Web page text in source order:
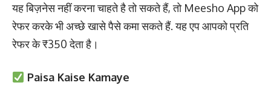
यह बिज़नेस नहीं करना चाहते है तो सकते हैं, तो Meesho App को
रेफर करके भी अच्छे खासे पैसे कमा सकते हैं. यह एप आपको प्रति
रेफर के ₹350 देता है।
Paisa Kaise Kamaye